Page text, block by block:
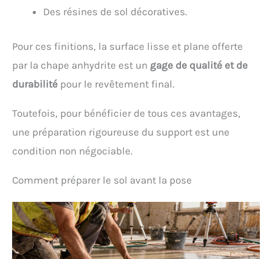
Des résines de sol décoratives.
Pour ces finitions, la surface lisse et plane offerte
par la chape anhydrite est un gage de qualité et de
durabilité pour le revêtement final.
Toutefois, pour bénéficier de tous ces avantages,
une préparation rigoureuse du support est une
condition non négociable.
Comment préparer le sol avant la pose